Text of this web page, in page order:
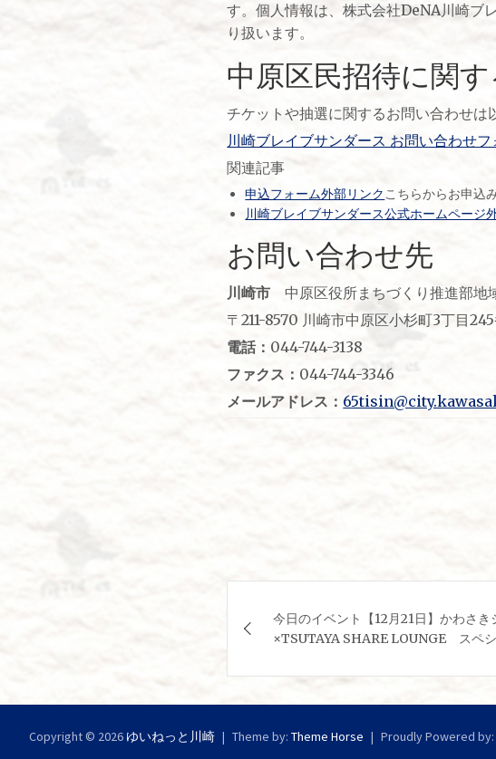
す。個人情報は、株式会社DeNA川崎ブ
り扱います。
中原区民招待に関
チケットや抽選に関するお問い合わせは
川崎ブレイブサンダース お問い合わせ
関連記事
申込フォーム外部リンクこちらからお申込
川崎ブレイブサンダース公式ホームページ
お問い合わせ先
川崎市 中原区役所まちづくり推進部地
〒211-8570 川崎市中原区小杉町3丁目
電話： 044-744-3138
ファクス： 044-744-3346
メールアドレス：
稿
ナ
ビ
ゲ
今日のイベント【12月21日】かわさき
×TSUTAYA SHARE LOUNGE スペ
Copyright © 2026 ゆいねっと川崎 Theme by: Theme Horse Proudly Powered by: